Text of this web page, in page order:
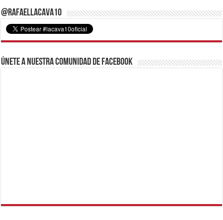
@RafaelLacava10
Únete a nuestra comunidad de Facebook